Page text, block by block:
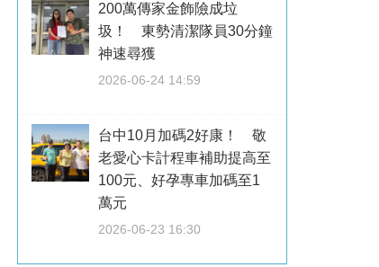
200萬傳家金飾險成垃
圾！ 東勢清潔隊員30分鐘
神速尋獲
2026-06-24 14:59
台中10月加碼2好康！ 敬
老愛心卡計程車補助提高至
100元、好孕專車加碼至1
萬元
2026-06-23 16:30